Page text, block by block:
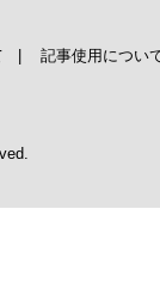
記事使用につい